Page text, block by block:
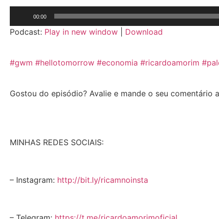
áudio
00:00
Podcast: Play in new window Download
#gwm #hellotomorrow #economia #ricardoamorim
Gostou do episódio? Avalie e mande o seu comentário
MINHAS REDES SOCIAIS:
– Instagram: http://bit.ly/ricamnoinsta